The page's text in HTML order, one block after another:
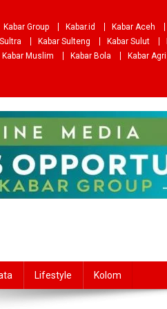
Kabar Group Kabar.id Kabar Aceh
Kabar Sulteng Kabar Sulut
Kabar Muslim Kabar Bola Kabar Agri
Lifestyle Kolom